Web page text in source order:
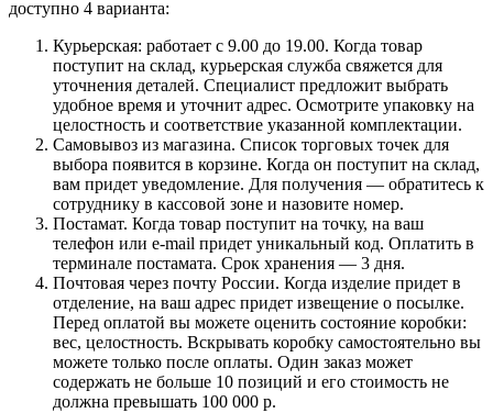
доступно 4 варианта:
Курьерская: работает с 9.00 до 19.00. Когда товар
поступит на склад, курьерская служба свяжется для
уточнения деталей. Специалист предложит выбрать
удобное время и уточнит адрес. Осмотрите упаковку на
целостность и соответствие указанной комплектации.
Самовывоз из магазина. Список торговых точек для
выбора появится в корзине. Когда он поступит на склад,
вам придет уведомление. Для получения — обратитесь к
сотруднику в кассовой зоне и назовите номер.
Постамат. Когда товар поступит на точку, на ваш
телефон или e-mail придет уникальный код. Оплатить в
терминале постамата. Срок хранения — 3 дня.
Почтовая через почту России. Когда изделие придет в
отделение, на ваш адрес придет извещение о посылке.
Перед оплатой вы можете оценить состояние коробки:
вес, целостность. Вскрывать коробку самостоятельно вы
можете только после оплаты. Один заказ может
содержать не больше 10 позиций и его стоимость не
должна превышать 100 000 р.